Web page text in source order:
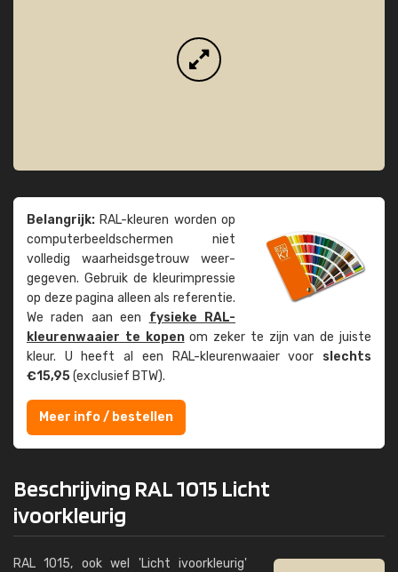
Belangrijk: RAL-kleuren worden op
computer­beeld­schermen niet
volledig waarheids­­getrouw weer­
gegeven. Gebruik de kleur­impressie
op deze pagina alleen als referentie.
We raden aan een fysieke RAL-
kleuren­waaier te kopenom zeker te zijn van de juiste
kleur. U heeft al een RAL-kleuren­waaier voor slechts
€15,95(exclusief BTW).
Meer info / bestellen
Beschrijving RAL 1015 Licht
ivoorkleurig
RAL 1015, ook wel 'Licht ivoorkleurig'